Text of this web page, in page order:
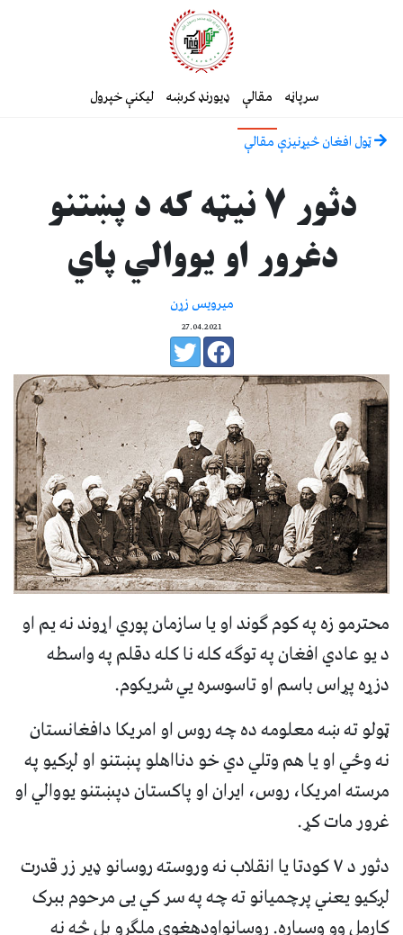
سرپاڼه مقالې ډیورنډ کرښه لیکنې خپرول
ټول افغان څیړنیزې مقالې
دثور ۷ نیټه که د پښتنو
دغرور او یووالي پاي
میرویس زړن
27.04.2021
محترمو زه په کوم ګوند او یا سازمان پوري اړوند نه یم او
د یو عادي افغان په توګه کله نا کله دقلم په واسطه
دزړه پړاس باسم او تاسوسره يي شریکوم.
ټولو ته ښه معلومه ده چه روس او امریکا دافغانستان
نه وځي او یا هم وتلي دي خو دنااهلو پښتنو او لږکیو په
مرسته امریکا، روس، ایران او پاکستان دپښتنو یووالي او
غرور مات کړ.
دثور د ۷ کودتا یا انقلاب نه وروسته روسانو ډیر زر قدرت
لږکیو یعني پرچمیانو ته چه په سر کي يی مرحوم ببرک
کارمل وو وسپاره. روسانواودهغوي ملګرو بل څه نه